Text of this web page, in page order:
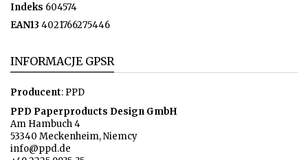
Indeks 604574
EAN13 4021766275446
INFORMACJE GPSR
Producent: PPD
PPD Paperproducts Design GmbH
Am Hambuch 4
53340 Meckenheim, Niemcy
info@ppd.de